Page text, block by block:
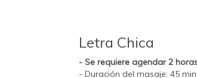
Letra Chica
- Se requiere agendar 2
- Duración del masaje: 45